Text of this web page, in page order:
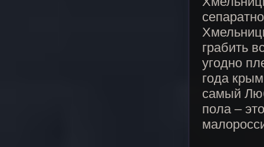
грабить
угодно
года
самый
пола –